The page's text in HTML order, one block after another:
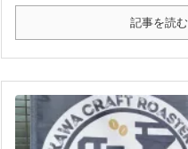
記事を読む